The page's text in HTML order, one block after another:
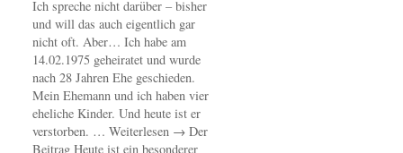
Ich spreche nicht darüber – bisher
und will das auch eigentlich gar
nicht oft. Aber… Ich habe am
14.02.1975 geheiratet und wurde
nach 28 Jahren Ehe geschieden.
Mein Ehemann und ich haben vier
eheliche Kinder. Und heute ist er
verstorben. … Weiterlesen → Der
Beitrag Heute ist ein besonderer